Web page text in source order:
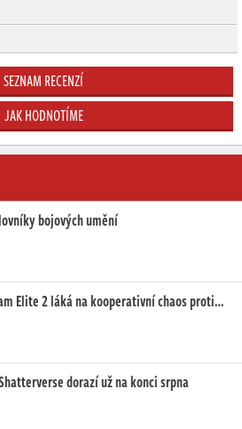
SEZNAM RECENZÍ
JAK HODNOTÍME
bojových umění
Elite 2 láká na kooperativní chaos proti…
dorazí už na konci srpna